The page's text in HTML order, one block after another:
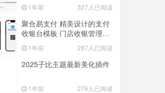
1年前 327人已阅读
聚合易支付 精美设计的支付
收银台模板 门店收银管理系
统 1年前 287人已阅读
2025子比主题最新美化插件
1年前 276人已阅读